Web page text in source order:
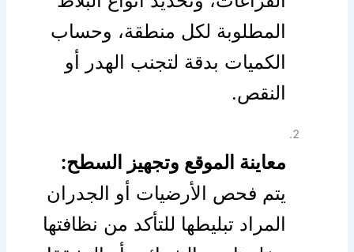
المطلوبة لكل منطقة، وحساب
الكميات بدقة لتجنب الهدر أو
النقص.
معاينة الموقع وتجهيز السطح:
يتم فحص الأرضيات أو الجدران
المراد تبليطها للتأكد من نظافتها